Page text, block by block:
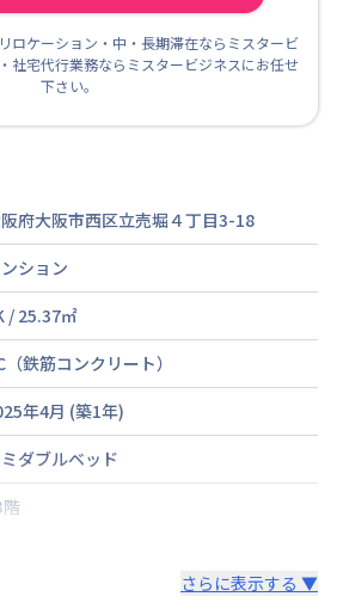
ロケーション・中・長期滞在ならミスタービ
宅代行業務ならミスタービジネスにお任せ
下さい。
府大阪市西区立売堀４丁目3-18
ション
/ 25.37㎡
（鉄筋コンクリート）
年4月 (築1年)
ダブルベッド
さらに表示する ▼